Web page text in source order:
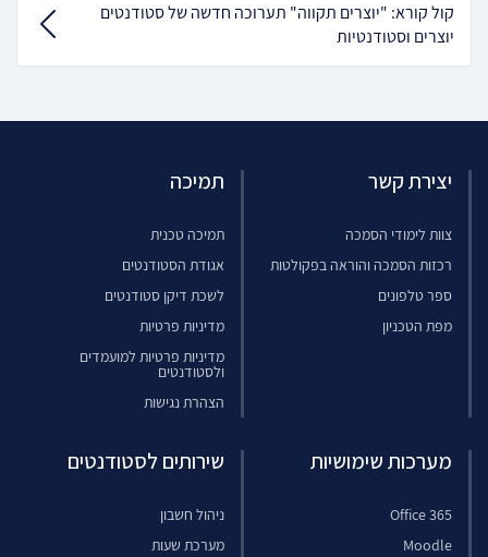
קול קורא: "יוצרים תקווה" תערוכה חדשה של סטודנטים
יוצרים וסטודנטיות
יצירת קשר
צוות לימודי הסמכה
רכזות הסמכה והוראה בפקולטות
ספר טלפונים
מפת הטכניון
תמיכה
תמיכה טכנית
אגודת הסטודנטים
לשכת דיקן סטודנטים
מדיניות פרטיות
מדיניות פרטיות למועמדים
ולסטודנטים
הצהרת נגישות
מערכות שימושיות
Office 365
Moodle
שירותים לסטודנטים
ניהול חשבון
מערכת שעות